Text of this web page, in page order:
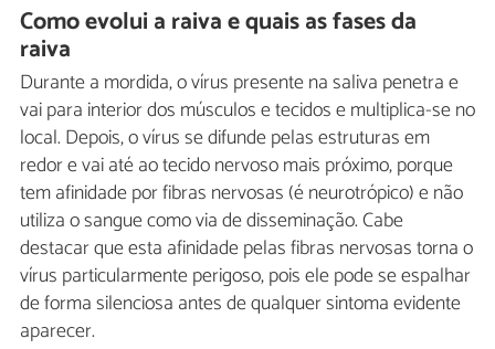
Como evolui a raiva e quais as fases da
raiva
Durante a mordida, o vírus presente na saliva penetra e
vai para interior dos músculos e tecidos e multiplica-se no
local. Depois, o vírus se difunde pelas estruturas em
redor e vai até ao tecido nervoso mais próximo, porque
tem afinidade por fibras nervosas (é neurotrópico) e não
utiliza o sangue como via de disseminação. Cabe
destacar que esta afinidade pelas fibras nervosas torna o
vírus particularmente perigoso, pois ele pode se espalhar
de forma silenciosa antes de qualquer sintoma evidente
aparecer.